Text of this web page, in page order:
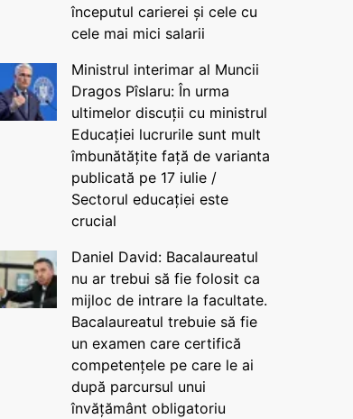
începutul carierei și cele cu
cele mai mici salarii
Ministrul interimar al Muncii
Dragos Pîslaru: În urma
ultimelor discuții cu ministrul
Educației lucrurile sunt mult
îmbunătățite față de varianta
publicată pe 17 iulie /
Sectorul educației este
crucial
Daniel David: Bacalaureatul
nu ar trebui să fie folosit ca
mijloc de intrare la facultate.
Bacalaureatul trebuie să fie
un examen care certifică
competențele pe care le ai
după parcursul unui
învățământ obligatoriu